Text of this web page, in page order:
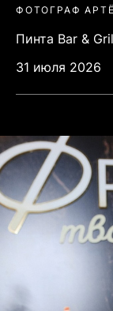
ФОТОГРАФ
Пинта Bar &
31 июля 2026